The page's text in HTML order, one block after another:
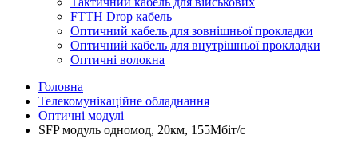
FTTH Drop кабель
Оптичний кабель для зовнішньої прокладки
Оптичний кабель для внутрішньої прокладки
Оптичні волокна
Головна
Телекомунікаційне обладнання
Оптичні модулі
SFP модуль одномод, 20км, 155Мбіт/с